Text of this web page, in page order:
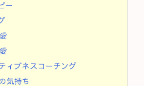
ー
ィブネスコーチング
気持ち